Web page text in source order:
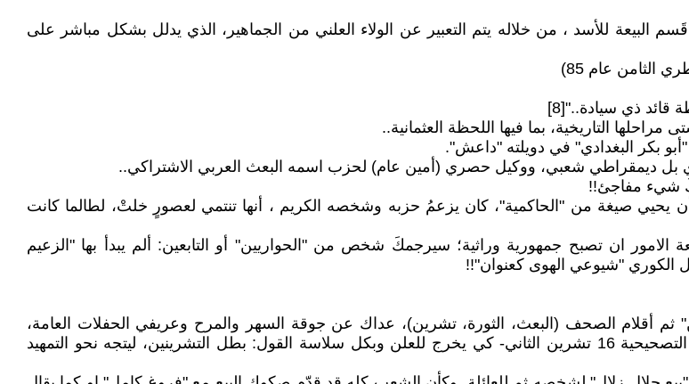
البيعة للأسد ، من خلاله يتم التعبير عن الولاء العلني من الجماهير، الذي يدلل بشكل مباشر على
الثامن عام 85)
ذي سيادة.."[8]
التاريخية، بما فيها اللحظة العثمانية..
بكر البغدادي" في دويلته "داعش".
بل ديمقراطي شعبي، ووكيل حصري (أمين عام) لحزب اسمه البعث العربي الاشتراكي..
شيء مفاجئ!!
يحيي صيغة من "الحاكمية"، كان يزعمُ حزبه وشخصه الكريم ، أنها تنتمي لعصورٍ خلتْ، لطالما كانت
الامور ان تصبح جمهورية وراثية؛ سيرجمكَ شخص من "الحواريين" أو التابعين: ألم يبدأ بها "الزعيم
الكوري "شيوعي الهوى كعنوان"!!
ثم أقلام الصحف (البعث، الثورة، تشرين)، عداك عن جوقة السهر والمرح وعريفي الحفلات العامة،
خاصة في مناسبتين مهمتين للترويج -حرب تشرين (6 تشرين الأول.والحركة التصحيحية 16 تشرين الثاني- كي يخرج للعلن وبكل سلاسة القول: بطل التشرينين، ليتجه نحو التمهيد